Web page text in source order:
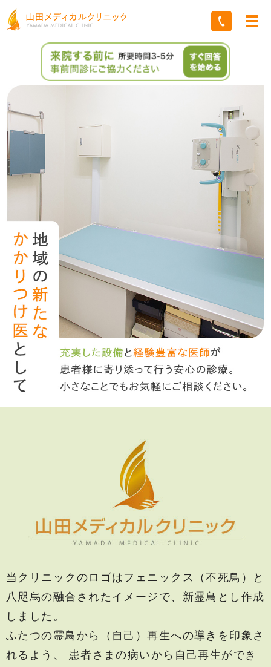
当クリニックのロゴはフェニックス（不死鳥）と
八咫烏の融合されたイメージで、新霊鳥とし作成
しました。
ふたつの霊鳥から（自己）再生への導きを印象さ
れるよう、
患者さまの病いから自己再生ができ